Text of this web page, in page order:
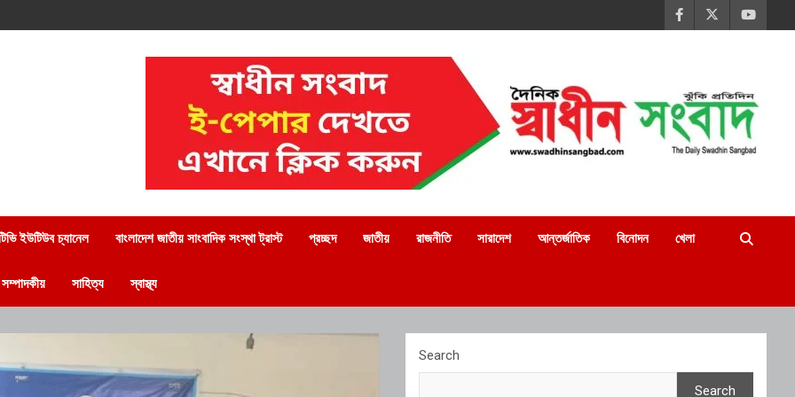
ইউটিউব চ্যানেল বাংলাদেশ জাতীয় সাংবাদিক সংস্থা ট্রাস্ট প্রচ্ছদ জাতীয় রাজনীতি সারাদেশ আন্তর্জাতিক বিনোদন খেলা
সম্পাদকীয় সাহিত্য স্বাস্থ্য
Search
Search